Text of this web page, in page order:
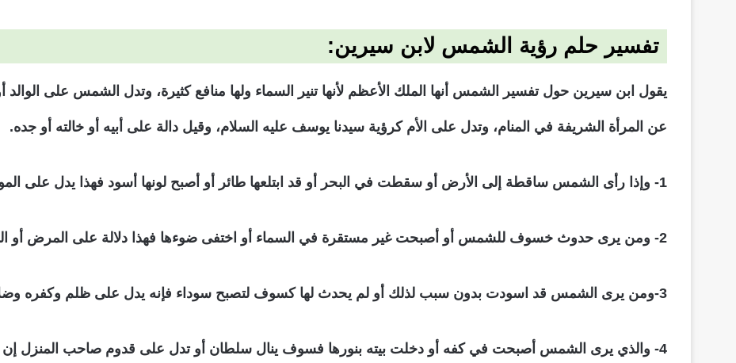
تفسير حلم رؤية الشمس لابن سيرين:
يقول ابن سيرين حول تفسير الشمس أنها الملك الأعظم لأنها تنير السماء ولها منافع كثيرة، وتدل الشمس على الوالد
عن المرأة الشريفة في المنام، وتدل على الأم كرؤية سيدنا يوسف عليه السلام، وقيل دالة على أبيه أو خالته أو جده.
1- وإذا رأى الشمس ساقطة إلى الأرض أو سقطت في البحر أو قد ابتلعها طائر أو أصبح لونها أسود فهذا يدل على الموت.
2- ومن يرى حدوث خسوف للشمس أو أصبحت غير مستقرة في السماء أو اختفى ضوءها فهذا دلالة على المرض أو الهم أو الكرب.
3-ومن يرى الشمس قد اسودت بدون سبب لذلك أو لم يحدث لها كسوف لتصبح سوداء فإنه يدل على ظلم وكفره وضلالته وعليه أن يتوب إلى الله عز وجل.
4- والذي يرى الشمس أصبحت في كفه أو دخلت بيته بنورها فسوف ينال سلطان أو تدل على قدوم صاحب المنزل إن كان غائب عن بيته وأولاده وزوجته.